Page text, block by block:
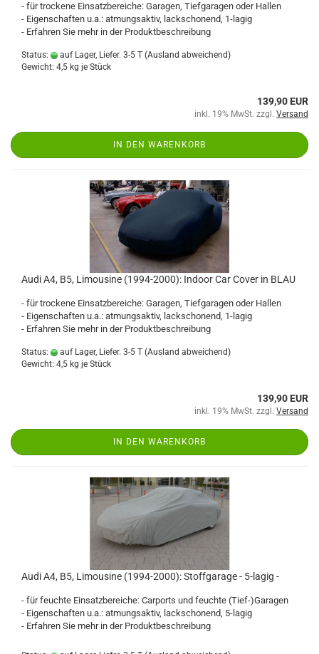
- für trockene Einsatzbereiche: Garagen, Tiefgaragen oder Hallen
- Eigenschaften u.a.: atmungsaktiv, lackschonend, 1-lagig
- Erfahren Sie mehr in der Produktbeschreibung
Status: auf Lager, Liefer. 3-5 T (Ausland abweichend)
Gewicht: 4,5 kg je Stück
139,90 EUR
inkl. 19% MwSt. zzgl. Versand
IN DEN WARENKORB
Audi A4, B5, Limousine (1994-2000): Indoor Car Cover in BLAU
- für trockene Einsatzbereiche: Garagen, Tiefgaragen oder Hallen
- Eigenschaften u.a.: atmungsaktiv, lackschonend, 1-lagig
- Erfahren Sie mehr in der Produktbeschreibung
Status: auf Lager, Liefer. 3-5 T (Ausland abweichend)
Gewicht: 4,5 kg je Stück
139,90 EUR
inkl. 19% MwSt. zzgl. Versand
IN DEN WARENKORB
Audi A4, B5, Limousine (1994-2000): Stoffgarage - 5-lagig -
- für feuchte Einsatzbereiche: Carports und feuchte (Tief-)Garagen
- Eigenschaften u.a.: atmungsaktiv, lackschonend, 5-lagig
- Erfahren Sie mehr in der Produktbeschreibung